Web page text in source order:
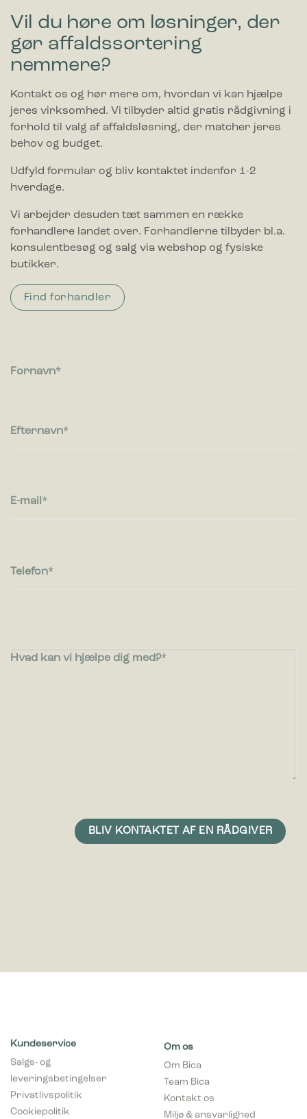
Vil du høre om løsninger, der
gør affaldssortering
nemmere?
Kontakt os og hør mere om, hvordan vi kan hjælpe
jeres virksomhed. Vi tilbyder altid gratis rådgivning i
forhold til valg af affaldsløsning, der matcher jeres
behov og budget.
Udfyld formular og bliv kontaktet indenfor 1-2
hverdage.
Vi arbejder desuden tæt sammen en række
forhandlere landet over. Forhandlerne tilbyder bl.a.
konsulentbesøg og salg via webshop og fysiske
butikker.
Find forhandler
Fornavn
Efternavn
E-mail
Telefon
Hvad kan vi hjælpe dig med?
Kundeservice
Salgs- og
leveringsbetingelser
Privatlivspolitik
Cookiepolitik
Om os
Om Bica
Team Bica
Kontakt os
Miljø & ansvarlighed